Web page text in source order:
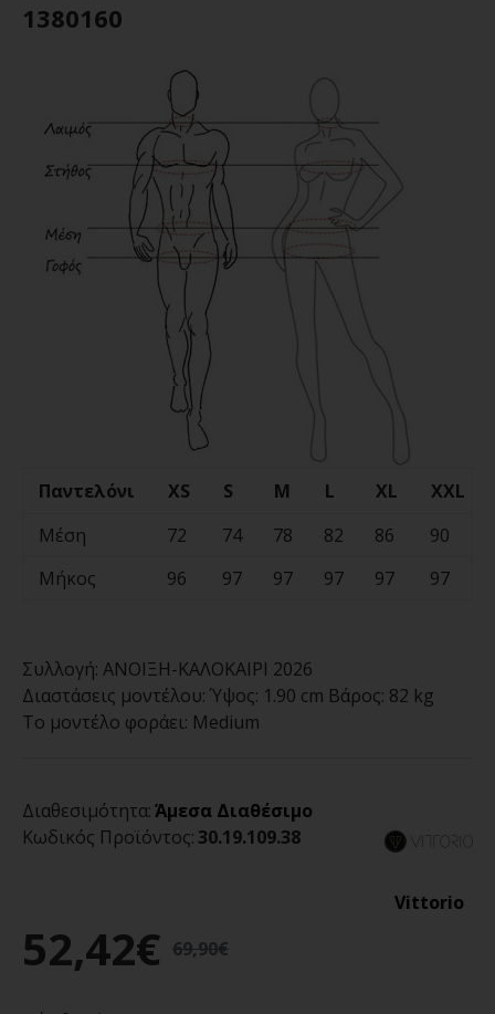
1380160
Παντελόνι XS S M L XL
XXL
Μέση
72 74 78 82 86
90
Μήκος
96 97 97 97 97 97
Συλλογή: ΑΝΟΙΞΗ-ΚΑΛΟΚΑΙΡΙ 2026
Διαστάσεις μοντέλου: Ύψος: 1.90 cm Βάρος: 82 kg
Το μοντέλο φοράει: Medium
52,42€ 69,90€
Διαθεσιμότητα:Άμεσα Διαθέσιμο
Κωδικός Προϊόντος: 30.19.109.38
Vittorio